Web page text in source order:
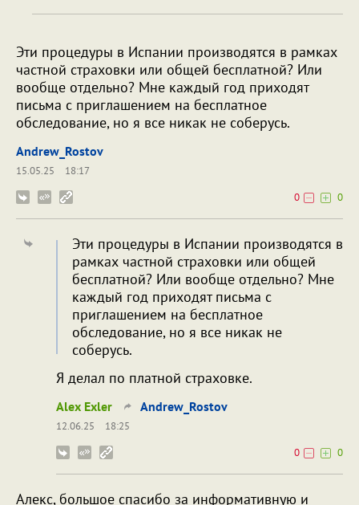
Эти процедуры в Испании производятся в рамках
частной страховки или общей бесплатной? Или
вообще отдельно? Мне каждый год приходят
письма с приглашением на бесплатное
обследование, но я все никак не соберусь.
Andrew_Rostov
15.05.25
18:17
0
0
Эти процедуры в Испании производятся в
рамках частной страховки или общей
бесплатной? Или вообще отдельно? Мне
каждый год приходят письма с
приглашением на бесплатное
обследование, но я все никак не
соберусь.
Я делал по платной страховке.
Alex Exler Andrew_Rostov
12.06.25
18:25
0
0
Алекс, большое спасибо за информативную и